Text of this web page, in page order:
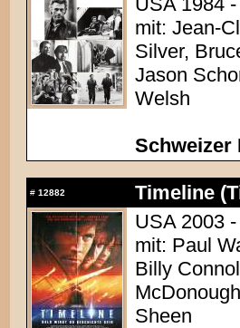
mit: Jean-
Silver,
Jason
Welsh
Schweizer
# 12882
Timeline
USA 2003
mit: Paul
Billy
Sheen